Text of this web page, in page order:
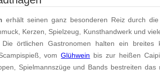
erhält seinen ganz besonderen Reiz durch die
Kerzen, Spielzeug, Kunsthandwerk und
örtlichen Gastronomen halten ein breites
vomGlühwein bis zur heißen
Spielmannszüge und Bands bestreiten das